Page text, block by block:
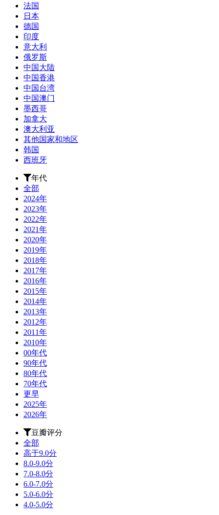
法国
日本
德国
印度
意大利
俄罗斯
中国大陆
中国香港
中国台湾
中国澳门
墨西哥
加拿大
澳大利亚
其他国家和地区
韩国
西班牙
年代
全部
2024年
2023年
2022年
2021年
2020年
2019年
2018年
2017年
2016年
2015年
2014年
2013年
2012年
2011年
2010年
00年代
90年代
80年代
70年代
更早
2025年
2026年
豆瓣评分
全部
高于9.0分
8.0-9.0分
7.0-8.0分
6.0-7.0分
5.0-6.0分
4.0-5.0分